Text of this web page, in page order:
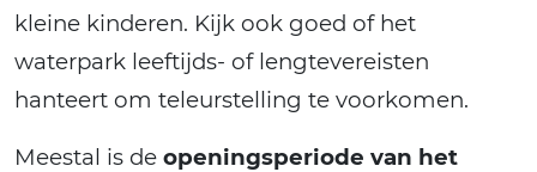
kleine kinderen. Kijk ook goed of het
waterpark leeftijds- of lengtevereisten
hanteert om teleurstelling te voorkomen.
Meestal is de openingsperiode van het